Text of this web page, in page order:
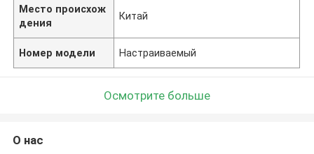
Место происхож
дения
Китай
Номер модели Настраиваемый
Осмотрите больше
О нас